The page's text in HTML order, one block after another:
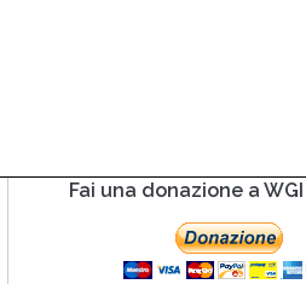
Fai una donazione a WGI